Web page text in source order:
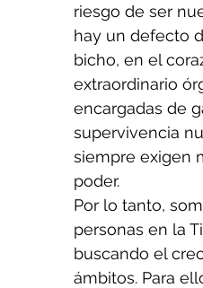
riesgo de ser
hay un defecto
bicho, en el
extraordinario
encargadas de
supervivencia
siempre exigen
poder.
Por lo tanto,
personas en la
buscando el
ámbitos. Para